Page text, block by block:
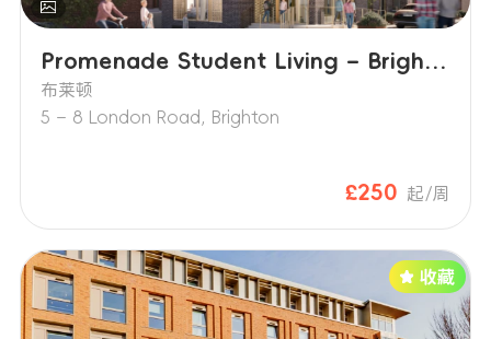
Promenade Student Living – Brighton
布莱顿
5 – 8 London Road, Brighton
£250 起/周